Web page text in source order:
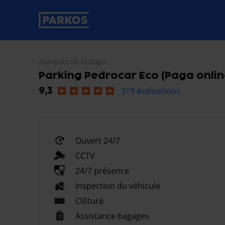
étiquette-de-navigation-principale
Aéroport de Málaga
Parking Pedrocar Eco (Paga
9,3
319 évaluations
Ouvert 24/7
CCTV
24/7 présence
Inspection du véhicule
Clôturé
Assistance bagages